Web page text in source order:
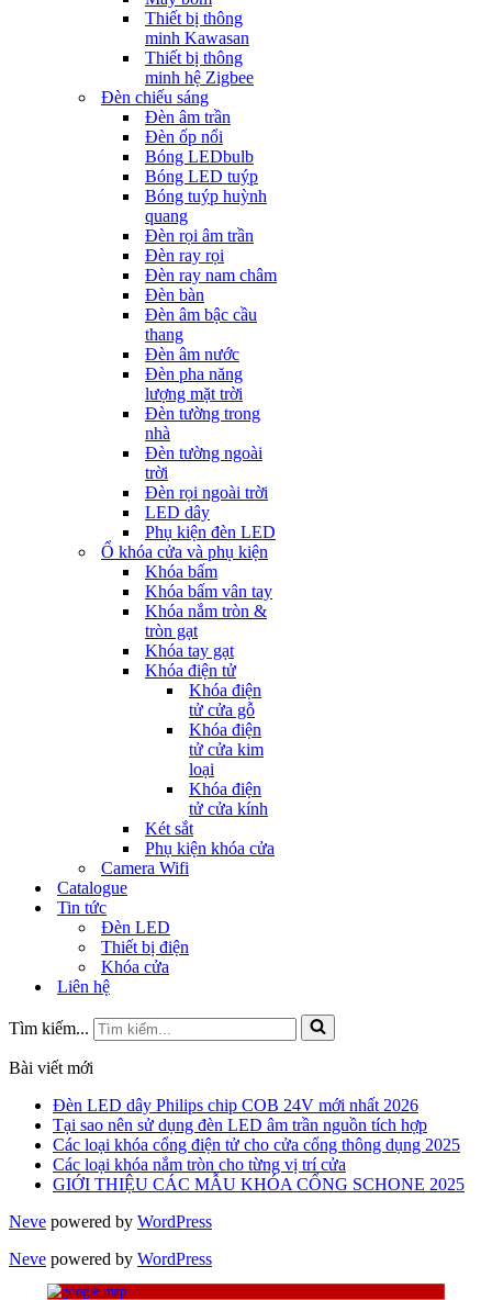
Thiết bị thông
minh Kawasan
Thiết bị thông
minh hệ Zigbee
Đèn chiếu sáng
Đèn âm trần
Đèn ốp nổi
Bóng LEDbulb
Bóng LED tuýp
Bóng tuýp huỳnh
quang
Đèn rọi âm trần
Đèn ray rọi
Đèn ray nam châm
Đèn bàn
Đèn âm bậc cầu
thang
Đèn âm nước
Đèn pha năng
lượng mặt trời
Đèn tường trong
nhà
Đèn tường ngoài
trời
Đèn rọi ngoài trời
LED dây
Phụ kiện đèn LED
Ổ khóa cửa và phụ kiện
Khóa bấm
Khóa bấm vân tay
Khóa nắm tròn &
tròn gạt
Khóa tay gạt
Khóa điện tử
Khóa điện
tử cửa gỗ
Khóa điện
tử cửa kim
loại
Khóa điện
tử cửa kính
Két sắt
Phụ kiện khóa cửa
Camera Wifi
Catalogue
Tin tức
Đèn LED
Thiết bị điện
Khóa cửa
Liên hệ
Tìm kiếm...
Bài viết mới
Đèn LED dây Philips chip COB 24V mới nhất 2026
Tại sao nên sử dụng đèn LED âm trần nguồn tích hợp
Các loại khóa cổng điện tử cho cửa cổng thông dụng 2025
Các loại khóa nắm tròn cho từng vị trí cửa
GIỚI THIỆU CÁC MẪU KHÓA CỔNG SCHONE 2025
Neve powered by WordPress
Neve powered by WordPress